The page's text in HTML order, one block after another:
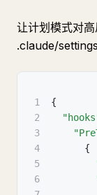
让计划模式对
.claude/
1
{
2
3
4
{
5
6